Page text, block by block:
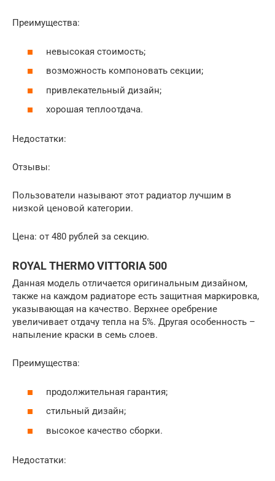
Преимущества:
невысокая стоимость;
возможность компоновать секции;
привлекательный дизайн;
хорошая теплоотдача.
Недостатки:
Отзывы:
Пользователи называют этот радиатор лучшим в
низкой ценовой категории.
Цена: от 480 рублей за секцию.
ROYAL THERMO VITTORIA 500
Данная модель отличается оригинальным дизайном,
также на каждом радиаторе есть защитная маркировка,
указывающая на качество. Верхнее оребрение
увеличивает отдачу тепла на 5%. Другая особенность –
напыление краски в семь слоев.
Преимущества:
продолжительная гарантия;
стильный дизайн;
высокое качество сборки.
Недостатки: